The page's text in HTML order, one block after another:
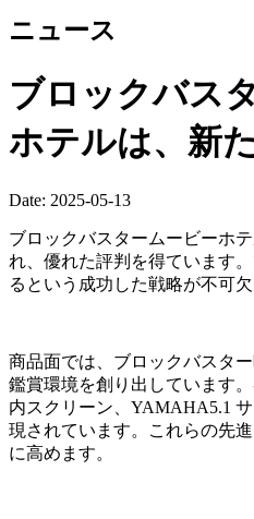
ニュース
ブロックバス
ホテルは、新
Date: 2025-05-13
ブロックバスタームービーホ
れ、優れた評判を得ています
るという成功した戦略が不可欠
商品面では、ブロックバスタ
鑑賞環境を創り出しています
内スクリーン、YAMAHA5.1
現されています。これらの先
に高めます。